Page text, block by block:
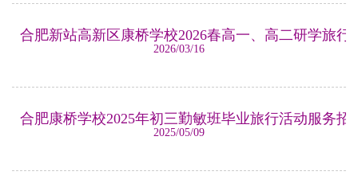
合肥新站高新区康桥学校2026春高一、高二研学旅行
2026/03/16
合肥康桥学校2025年初三勤敏班毕业旅行活动服务招
2025/05/09